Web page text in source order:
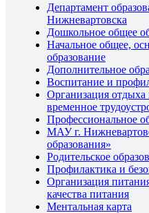
Департамент
Нижневартовска
Дошкольное общее
Начальное общее,
образование
Дополнительное
Воспитание и
Организация отдыха
временное
Профессиональное
МАУ г.
образования»
Родительское
Профилактика и
Организация
качества питания
Ментальная карта